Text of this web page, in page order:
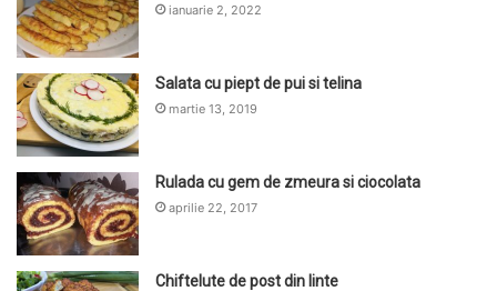
ianuarie 2, 2022
Salata cu piept de pui si telina
martie 13, 2019
Rulada cu gem de zmeura si ciocolata
aprilie 22, 2017
Chiftelute de post din linte